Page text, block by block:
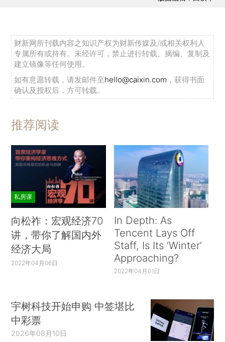
财新网所刊载内容之知识产权为财新传媒及/或相关权利人
专属所有或持有。未经许可，禁止进行转载、摘编、复制及
建立镜像等任何使用。
如有意愿转载，请发邮件至hello@caixin.com ，获得书面
确认及授权后，方可转载。
推荐阅读
私房课
向松祚：宏观经济70
讲，带你了解国内外
经济大局
2022年04月06日
In Depth: As
Tencent Lays Off
Staff, Is Its ‘Winter’
Approaching?
2022年04月01日
宇树科技开始申购 中签堪比
中彩票
2026年08月10日